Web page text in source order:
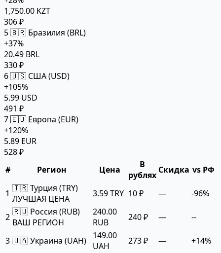
1,750.00 KZT
306 ₽
5🇧🇷 Бразилия (BRL)
+37%
20.49 BRL
330 ₽
6🇺🇸 США (USD)
+105%
5.99 USD
491 ₽
7🇪🇺 Европа (EUR)
+120%
5.89 EUR
528 ₽
#
Регион Цена
В
рублях Скидка vs РФ
1 🇹🇷 Турция (TRY)
ЛУЧШАЯ ЦЕНА
3.59 TRY 10 ₽ — -96%
2 🇷🇺 Россия (RUB)
ВАШ РЕГИОН
240.00
RUB
240 ₽ — --
3 🇺🇦 Украина (UAH)
149.00
UAH
273 ₽ — +14%